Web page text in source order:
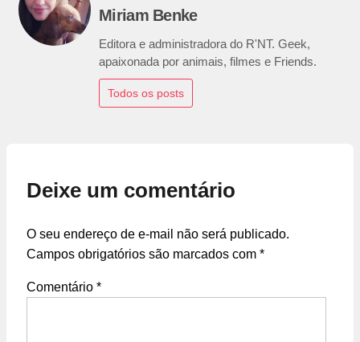
Miriam Benke
Editora e administradora do R'NT. Geek,
apaixonada por animais, filmes e Friends.
Todos os posts
Deixe um comentário
O seu endereço de e-mail não será publicado.
Campos obrigatórios são marcados com *
Comentário *